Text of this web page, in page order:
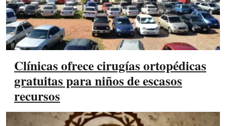
Clínicas ofrece cirugías ortopédicas
gratuitas para niños de escasos
recursos